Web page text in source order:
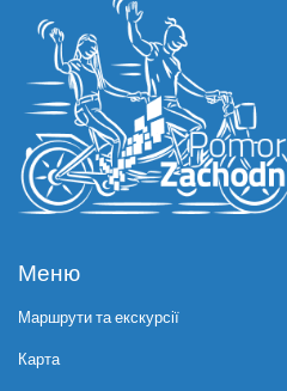
Меню
Маршрути та екскурсії
Карта